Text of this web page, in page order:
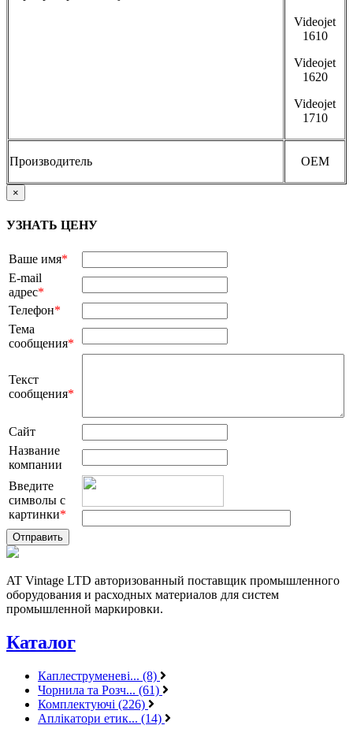
Videojet
1610
Videojet
1620
Videojet
1710
Производитель OEM
×
УЗНАТЬ ЦЕНУ
Ваше имя*
E-mail
адрес*
Телефон*
Тема
сообщения*
Текст
сообщения*
Сайт
Название
компании
Введите
символы с
картинки*
AT Vintage LTD авторизованный поставщик промышленного
оборудования и расходных материалов для систем
промышленной маркировки.
Каталог
Каплеструменеві... (8)
Чорнила та Розч... (61)
Комплектуючі (226)
Аплікатори етик... (14)